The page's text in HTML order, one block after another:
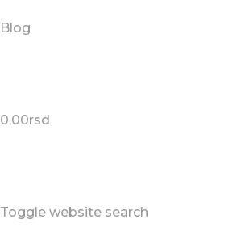
Blog
0,00rsd
Toggle website search